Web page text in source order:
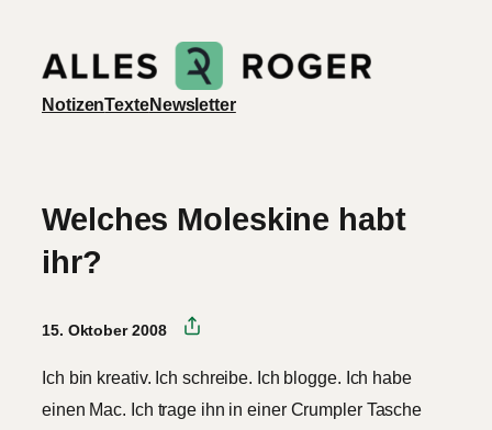
Inhalt
springen
NotizenTexteNewsletter
Welches Moleskine habt
ihr?
15. Oktober 2008
Ich bin kreativ. Ich schreibe. Ich blogge. Ich habe
einen Mac. Ich trage ihn in einer Crumpler Tasche